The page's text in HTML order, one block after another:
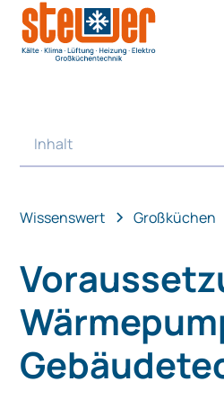
Inhalt
Wissenswert
Großküchen